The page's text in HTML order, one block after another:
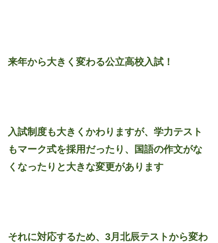
来年から大きく変わる公立高校入試！
入試制度も大きくかわりますが、学力テスト
もマーク式を採用だったり、国語の作文がな
くなったりと大きな変更があります
それに対応するため、3月北辰テストから変わ